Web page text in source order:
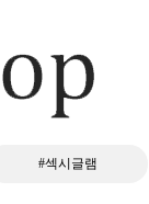
#섹시글램